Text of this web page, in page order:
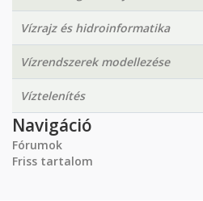
Vízrajz és hidroinformatika
Vízrendszerek modellezése
Víztelenítés
Navigáció
Fórumok
Friss tartalom